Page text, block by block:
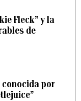
Fleck” y la
de
conocida por